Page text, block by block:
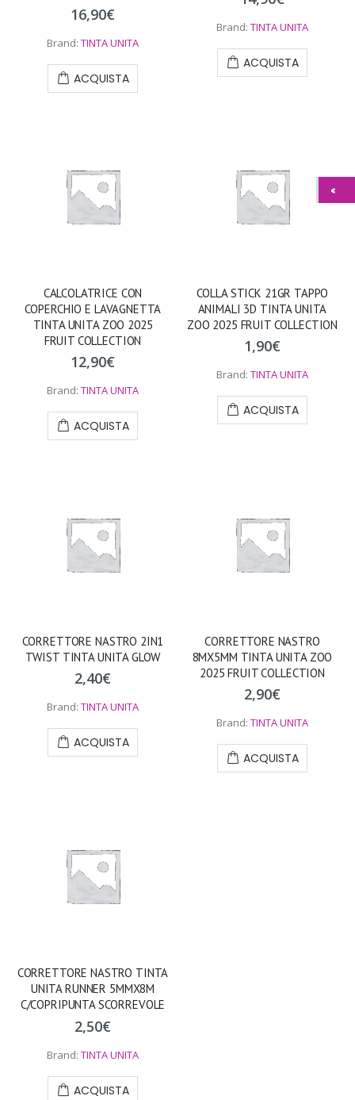
16,90€
Brand: TINTA UNITA
ACQUISTA
Brand: TINTA UNITA
ACQUISTA
CALCOLATRICE CON
COPERCHIO E LAVAGNETTA
TINTA UNITA ZOO 2025
FRUIT COLLECTION
12,90€
Brand: TINTA UNITA
ACQUISTA
COLLA STICK 21GR TAPPO
ANIMALI 3D TINTA UNITA
ZOO 2025 FRUIT COLLECTION
1,90€
Brand: TINTA UNITA
ACQUISTA
CORRETTORE NASTRO 2IN1
TWIST TINTA UNITA GLOW
2,40€
Brand: TINTA UNITA
ACQUISTA
CORRETTORE NASTRO
8MX5MM TINTA UNITA ZOO
2025 FRUIT COLLECTION
2,90€
Brand: TINTA UNITA
ACQUISTA
CORRETTORE NASTRO TINTA
UNITA RUNNER 5MMX8M
C/COPRIPUNTA SCORREVOLE
2,50€
Brand: TINTA UNITA
ACQUISTA